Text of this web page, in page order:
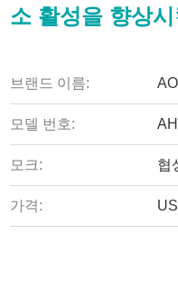
소 활성을 향상
브랜드 이름:
모델 번호:
모크: 협
가격: